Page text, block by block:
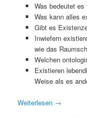
Was bedeutet
Was kann alles
Gibt es
Inwiefern
wie das
Welchen
Existieren
Weise als es
Weiterlesen →